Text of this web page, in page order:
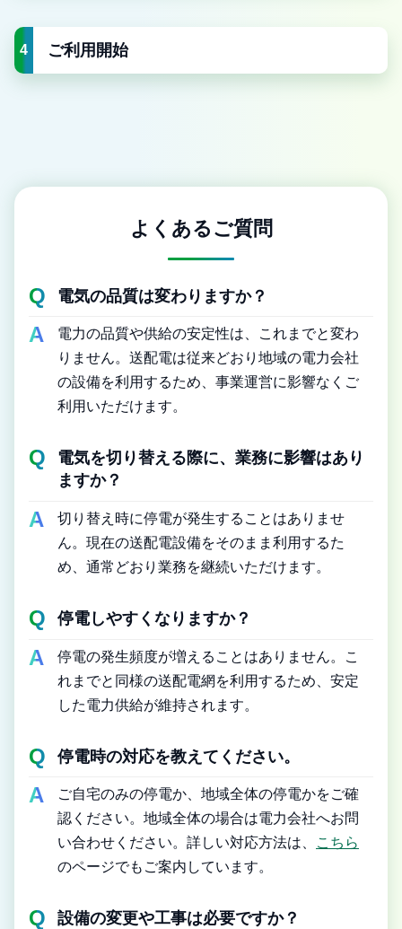
4 ご利用開始
よくあるご質問
電気の品質は変わりますか？
電力の品質や供給の安定性は、これまでと変わ
りません。送配電は従来どおり地域の電力会社
の設備を利用するため、事業運営に影響なくご
利用いただけます。
電気を切り替える際に、業務に影響はあり
ますか？
切り替え時に停電が発生することはありませ
ん。現在の送配電設備をそのまま利用するた
め、通常どおり業務を継続いただけます。
停電しやすくなりますか？
停電の発生頻度が増えることはありません。こ
れまでと同様の送配電網を利用するため、安定
した電力供給が維持されます。
停電時の対応を教えてください。
ご自宅のみの停電か、地域全体の停電かをご確
認ください。地域全体の場合は電力会社へお問
い合わせください。詳しい対応方法は、
こちら
のページでもご案内しています。
設備の変更や工事は必要ですか？